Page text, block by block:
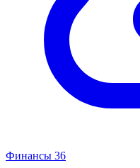
Финансы 36